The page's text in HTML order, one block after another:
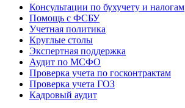
Консультации по бухучету и налогам
Помощь с ФСБУ
Учетная политика
Круглые столы
Экспертная поддержка
Аудит по МСФО
Проверка учета по госконтрактам
Проверка учета ГОЗ
Кадровый аудит